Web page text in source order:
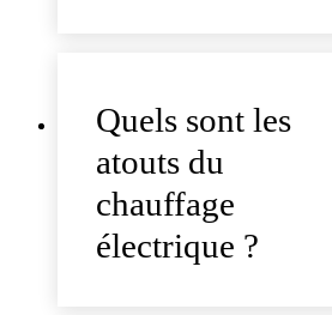
Quels sont les
atouts du
chauffage
électrique ?